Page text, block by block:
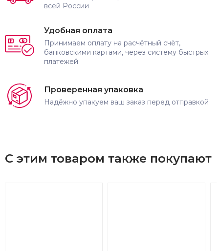
всей России
Удобная оплата
Принимаем оплату на расчётный счёт,
банковскими картами, через систему быстрых
платежей
Проверенная упаковка
Надёжно упакуем ваш заказ перед отправкой
С этим товаром также покупают